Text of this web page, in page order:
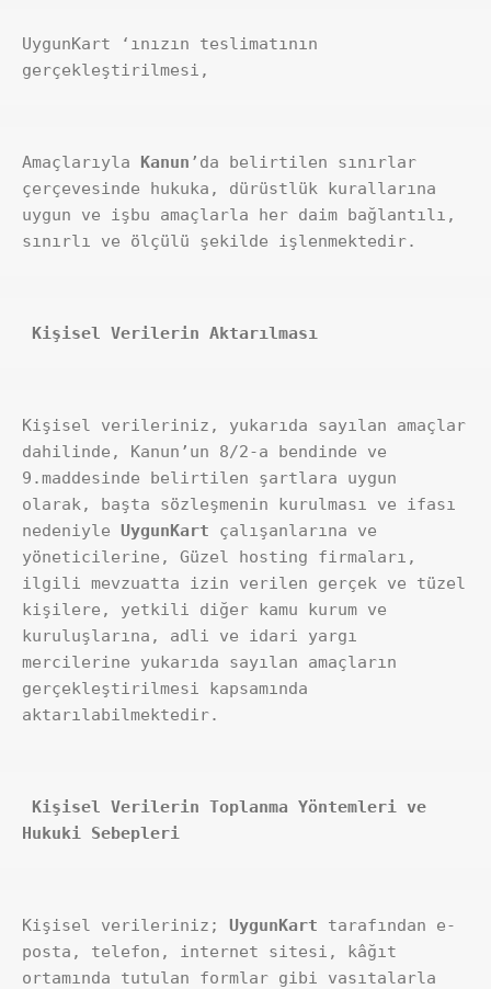
UygunKart ‘ınızın teslimatının
gerçekleştirilmesi,
Amaçlarıyla Kanun ’da belirtilen sınırlar
çerçevesinde hukuka, dürüstlük kurallarına
uygun ve işbu amaçlarla her daim bağlantılı,
sınırlı ve ölçülü şekilde işlenmektedir.
Kişisel Verilerin Aktarılması
Kişisel verileriniz, yukarıda sayılan amaçlar
dahilinde, Kanun’un 8/2-a bendinde ve
9.maddesinde belirtilen şartlara uygun
olarak, başta sözleşmenin kurulması ve ifası
nedeniyle UygunKart çalışanlarına ve
yöneticilerine, Güzel hosting firmaları,
ilgili mevzuatta izin verilen gerçek ve tüzel
kişilere, yetkili diğer kamu kurum ve
kuruluşlarına, adli ve idari yargı
mercilerine yukarıda sayılan amaçların
gerçekleştirilmesi kapsamında
aktarılabilmektedir.
Hukuki Sebepleri
Kişisel verileriniz; UygunKart tarafından e-
posta, telefon, internet sitesi, kâğıt
ortamında tutulan formlar gibi vasıtalarla